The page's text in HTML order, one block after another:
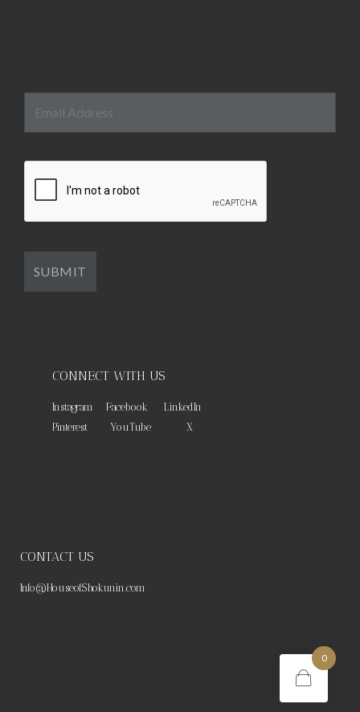
CONNECT WITH US
Instagram Facebook
LinkedIn
Pinterest
YouTube X
CONTACT US
Info@HouseofShokunin.com
0